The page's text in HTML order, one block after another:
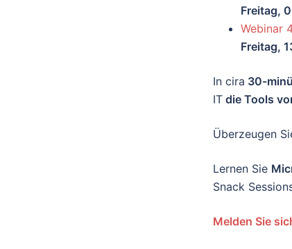
Freitag,
Webinar
Freitag,
In cira 30-
IT die Tools
Überzeugen
Lernen Sie
Snack
Melden Sie